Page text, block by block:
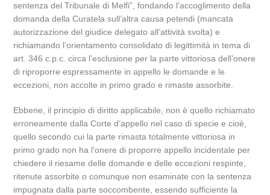
sentenza del Tribunale di Melfi”, fondando l’accoglimento della
domanda della Curatela sull’altra causa petendi (mancata
autorizzazione del giudice delegato all’attività svolta) e
richiamando l’orientamento consolidato di legittimità in tema di
art. 346 c.p.c. circa l’esclusione per la parte vittoriosa dell’onere
di riproporre espressamente in appello le domande e le
eccezioni, non accolte in primo grado e rimaste assorbite.
Ebbene, il principio di diritto applicabile, non è quello richiamato
erroneamente dalla Corte d’appello nel caso di specie e cioè,
quello secondo cui la parte rimasta totalmente vittoriosa in
primo grado non ha l’onere di proporre appello incidentale per
chiedere il riesame delle domande e delle eccezioni respinte,
ritenute assorbite o comunque non esaminate con la sentenza
impugnata dalla parte soccombente, essendo sufficiente la